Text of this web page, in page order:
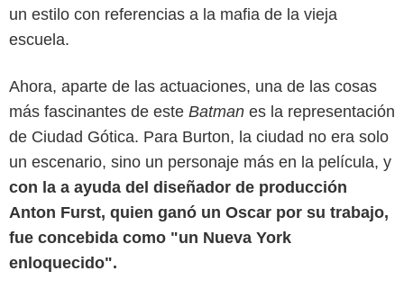
un estilo con referencias a la mafia de la vieja
escuela.
Ahora, aparte de las actuaciones, una de las cosas
más fascinantes de este Batman es la representación
de Ciudad Gótica. Para Burton, la ciudad no era solo
un escenario, sino un personaje más en la película, y
con la a ayuda del diseñador de producción
Anton Furst, quien ganó un Oscar por su trabajo,
fue concebida como "un Nueva York
enloquecido".
IMDb